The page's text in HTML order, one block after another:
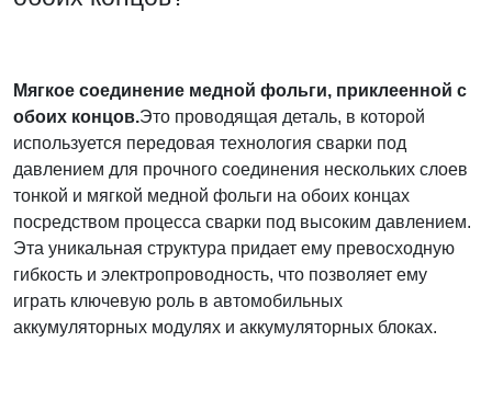
Мягкое соединение медной фольги, приклеенной с
обоих концов.Это проводящая деталь, в которой
используется передовая технология сварки под
давлением для прочного соединения нескольких слоев
тонкой и мягкой медной фольги на обоих концах
посредством процесса сварки под высоким давлением.
Эта уникальная структура придает ему превосходную
гибкость и электропроводность, что позволяет ему
играть ключевую роль в автомобильных
аккумуляторных модулях и аккумуляторных блоках.